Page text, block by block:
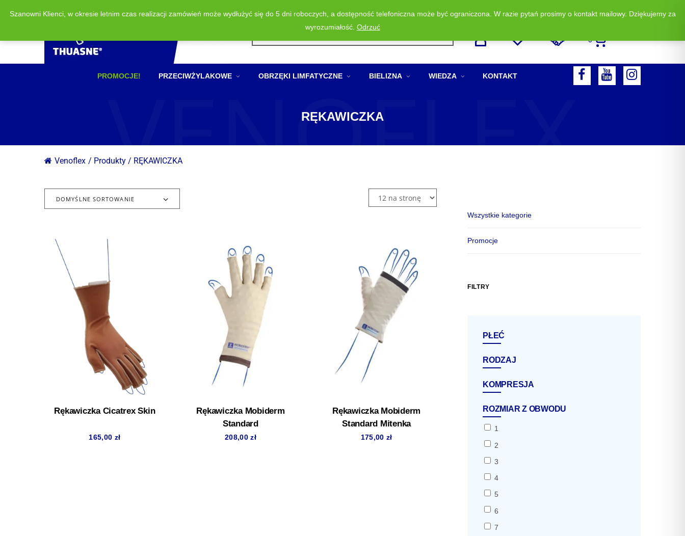
Wyszukiwarka
Zadzwoń i zamów: +48 513 523 883
0
PROMOCJE! PRZECIWŻYLAKOWE OBRZĘKI LIMFATYCZNE BIELIZNA WIEDZA KONTAKT
B
Y
U
I
A
RĘKAWICZKA
VENOFLEX
Venoflex / Produkty / RĘKAWICZKA
DOMYŚLNE SORTOWANIE
Rękawiczka Cicatrex Skin
165,00 zł
Rękawiczka Mobiderm
Standard
208,00zł
Rękawiczka Mobiderm
Standard Mitenka
175,00 zł
Wszystkie kategorie
Promocje
FILTRY
PŁEĆ
RODZAJ
KOMPRESJA
ROZMIAR Z OBWODU
1
2
3
4
5
6
7
Szanowni Klienci, w okresie letnim czas realizacji zamówień może wydłużyć się do 5 dni roboczych, a dostępność telefoniczna może być ograniczona. W razie pytań prosimy o kontakt mailowy. Dziękujemy za
wyrozumiałość. Odrzuć